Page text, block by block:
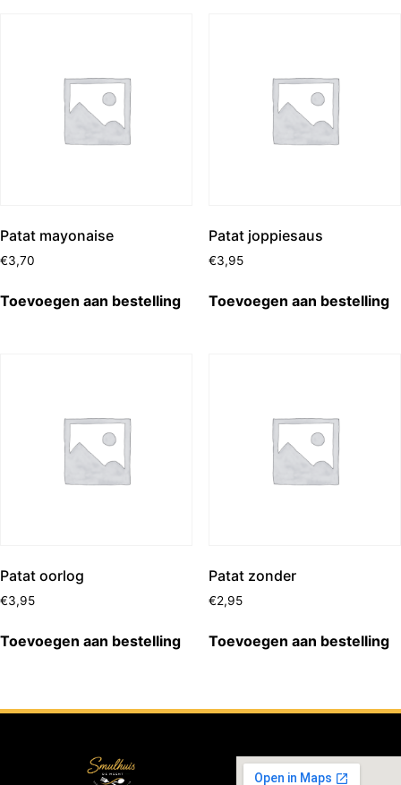
Patat mayonaise
€3,70
Toevoegen aan bestelling
Patat joppiesaus
€3,95
Toevoegen aan bestelling
Patat oorlog
€3,95
Toevoegen aan bestelling
Patat zonder
€2,95
Toevoegen aan bestelling